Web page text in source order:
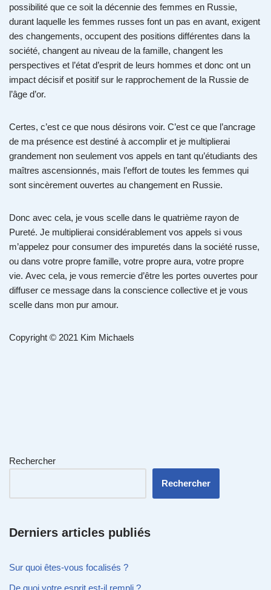
possibilité que ce soit la décennie des femmes en Russie,
durant laquelle les femmes russes font un pas en avant, exigent
des changements, occupent des positions différentes dans la
société, changent au niveau de la famille, changent les
perspectives et l’état d’esprit de leurs hommes et donc ont un
impact décisif et positif sur le rapprochement de la Russie de
l’âge d’or.
Certes, c’est ce que nous désirons voir. C’est ce que l’ancrage
de ma présence est destiné à accomplir et je multiplierai
grandement non seulement vos appels en tant qu’étudiants des
maîtres ascensionnés, mais l’effort de toutes les femmes qui
sont sincèrement ouvertes au changement en Russie.
Donc avec cela, je vous scelle dans le quatrième rayon de
Pureté. Je multiplierai considérablement vos appels si vous
m’appelez pour consumer des impuretés dans la société russe,
ou dans votre propre famille, votre propre aura, votre propre
vie. Avec cela, je vous remercie d’être les portes ouvertes pour
diffuser ce message dans la conscience collective et je vous
scelle dans mon pur amour.
Copyright © 2021 Kim Michaels
Rechercher
Rechercher
Derniers articles publiés
Sur quoi êtes-vous focalisés ?
De quoi votre esprit est-il rempli ?